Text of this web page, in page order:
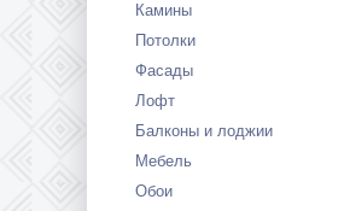
Камины
Потолки
Фасады
Лофт
Балконы и лоджии
Мебель
Обои